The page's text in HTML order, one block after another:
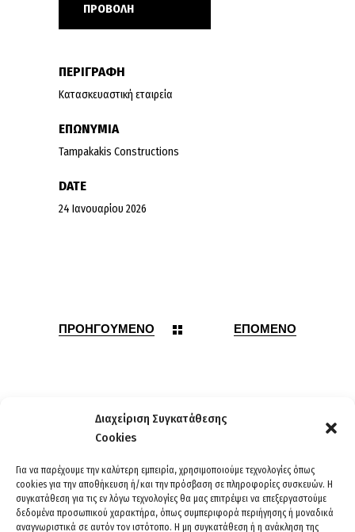
Διαχείριση Συγκατάθεσης
Cookies
Για να παρέχουμε την καλύτερη εμπειρία, χρησιμοποιούμε τεχνολογίες όπως
cookies για την αποθήκευση ή/και την πρόσβαση σε πληροφορίες συσκευών. Η
συγκατάθεση για τις εν λόγω τεχνολογίες θα μας επιτρέψει να επεξεργαστούμε
δεδομένα προσωπικού χαρακτήρα, όπως συμπεριφορά περιήγησης ή μοναδικά
αναγνωριστικά σε αυτόν τον ιστότοπο. Η μη συγκατάθεση ή η ανάκληση της
ΠΡΟΒΟΛΗ
ΠΕΡΙΓΡΑΦΗ
Κατασκευαστική εταιρεία
ΕΠΩΝΥΜΙΑ
Tampakakis Constructions
DATE
24 Ιανουαρίου 2026
ΠΡΟΗΓΟΥΜΕΝΟ ΕΠΟΜΕΝΟ